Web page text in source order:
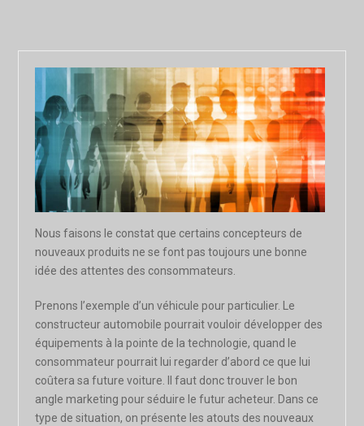
Nous faisons le constat que certains concepteurs de
nouveaux produits ne se font pas toujours une bonne
idée des attentes des consommateurs.
Prenons l’exemple d’un véhicule pour particulier. Le
constructeur automobile pourrait vouloir développer des
équipements à la pointe de la technologie, quand le
consommateur pourrait lui regarder d’abord ce que lui
coûtera sa future voiture. Il faut donc trouver le bon
angle marketing pour séduire le futur acheteur. Dans ce
type de situation, on présente les atouts des nouveaux